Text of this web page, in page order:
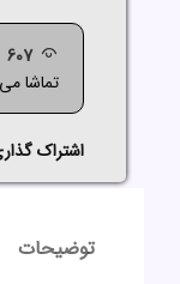
607
تماشا
اشتراک
توضیحات